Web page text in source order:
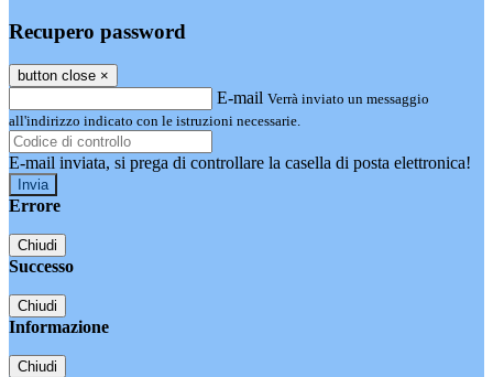
Recupero password
button close ×
E-mail Verrà inviato un messaggio
all'indirizzo indicato con le istruzioni necessarie.
E-mail inviata, si prega di controllare la casella di posta elettronica!
Errore
Chiudi
Successo
Chiudi
Informazione
Chiudi